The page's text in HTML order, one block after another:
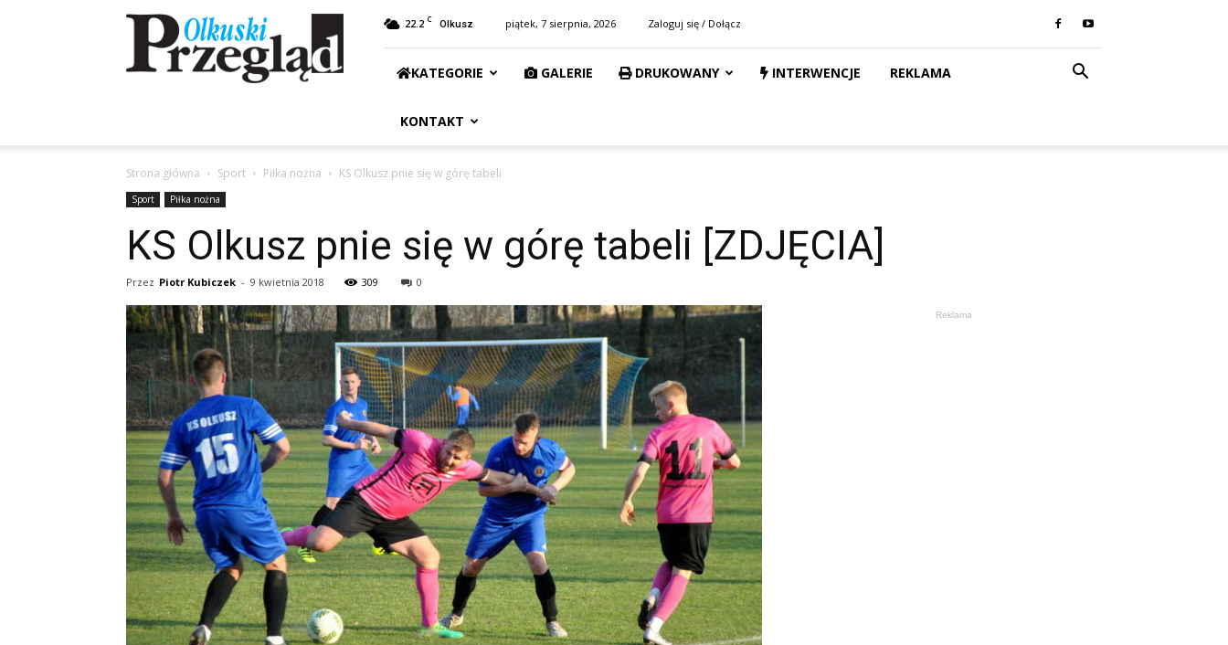
Przegląd
Olkuski
22.2 C Olkusz piątek, 7 sierpnia, 2026 Zaloguj się / Dołącz
KATEGORIE GALERIE DRUKOWANY INTERWENCJE REKLAMA
KONTAKT
Strona główna Sport Piłka nożna KS Olkusz pnie się w górę tabeli
Sport Piłka nożna
KS Olkusz pnie się w górę tabeli [ZDJĘCIA]
Przez Piotr Kubiczek - 9 kwietnia 2018 309 0
Reklama